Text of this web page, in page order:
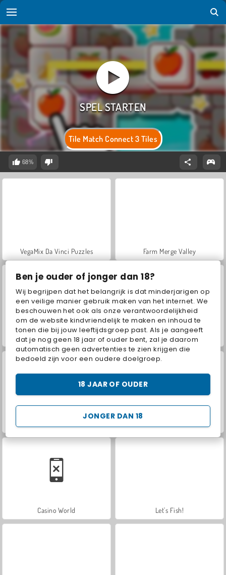
Ben je ouder of jonger dan 18?
Wij begrijpen dat het belangrijk is dat minderjarigen op
een veilige manier gebruik maken van het internet. We
beschouwen het ook als onze verantwoordelijkheid
om de website kindvriendelijk te maken en inhoud te
tonen die bij jouw leeftijdsgroep past. Als je aangeeft
dat je nog geen 18 jaar of ouder bent, zal je daarom
automatisch geen advertenties te zien krijgen die
bedoeld zijn voor een oudere doelgroep.
JONGER DAN 18
18 JAAR OF OUDER
Tile Match Connect 3 Tiles
68%
VegaMix Da Vinci Puzzles Farm Merge Valley
Hidden Object: Street of Secrets ASMR Makeover & Makeup Studio
Casino World Let's Fish!